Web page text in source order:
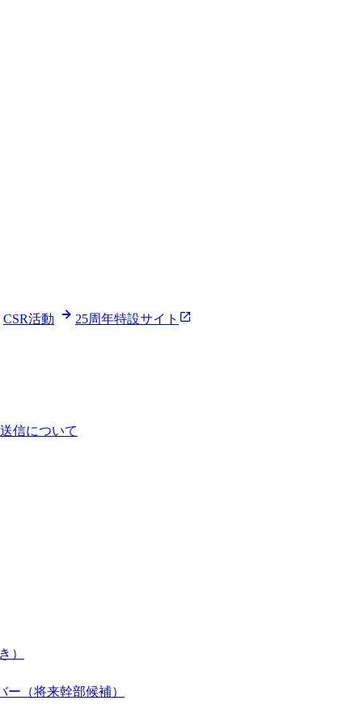
CSR活動
25周年特設サイト
信について
）
（将来幹部候補）